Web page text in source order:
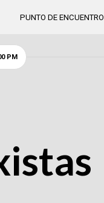
PUNTO DE ENCUENTRO
PM